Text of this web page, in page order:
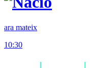
ara mateix
10:30